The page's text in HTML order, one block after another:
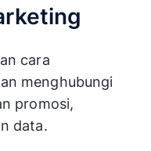
cara
menghubungi
promosi,
data.